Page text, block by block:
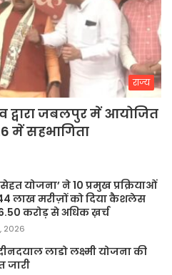
राज्य
द्वारा जबलपुर में आयोजित
में सहभागिता
योजना’ ने 10 प्रमुख प्रक्रियाओं
लाख मरीज़ों को दिया कैशलेस
करोड़ से अधिक ख़र्च
2026
लाडो लक्ष्मी योजना की
जारी